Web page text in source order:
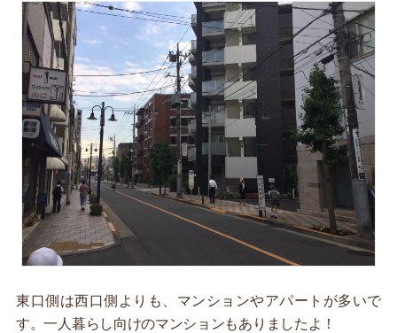
東口側は西口側よりも、マンションやアパートが多いで
す。一人暮らし向けのマンションもありましたよ！